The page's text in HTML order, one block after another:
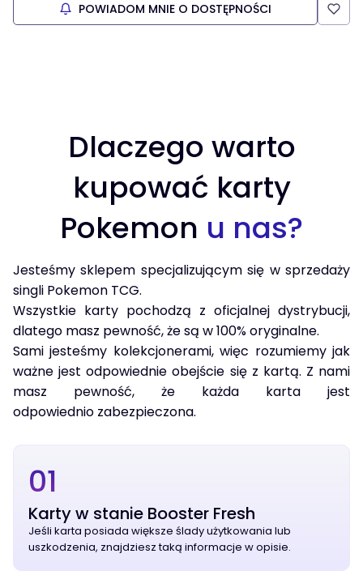
POWIADOM MNIE O DOSTĘPNOŚCI
Dlaczego warto
kupować karty
Pokemon u nas?
Jesteśmy sklepem specjalizującym się w sprzedaży
singli Pokemon TCG.
Wszystkie karty pochodzą z oficjalnej dystrybucji,
dlatego masz pewność, że są w 100% oryginalne.
Sami jesteśmy kolekcjonerami, więc rozumiemy jak
ważne jest odpowiednie obejście się z kartą. Z nami
masz pewność, że każda karta jest
odpowiednio zabezpieczona.
01
Karty w stanie Booster Fresh
Jeśli karta posiada większe ślady użytkowania lub
uszkodzenia, znajdziesz taką informacje w opisie.